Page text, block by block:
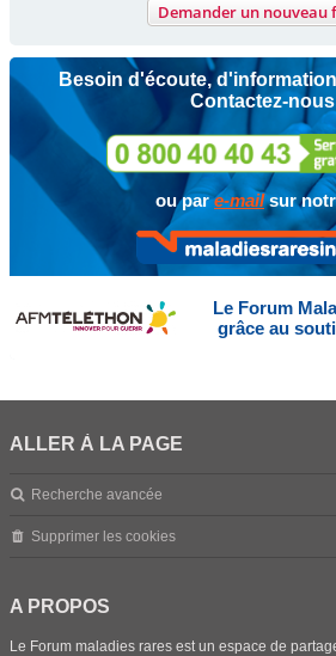
Demander un nouveau
Besoin d'écoute,
Contactez-
ou pare-mailsur
Le Forum
grâce au
ALLER À LA PAGE
Recherche avancée
Supprimer les cookies
A PROPOS
Le Forum maladies rares est un espace de